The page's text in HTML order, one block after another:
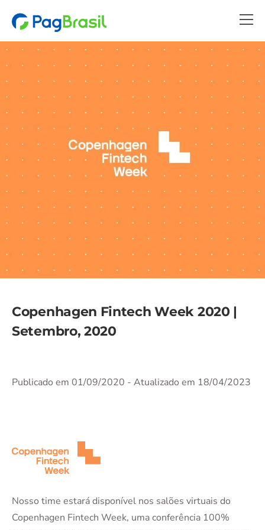
Copenhagen Fintech Week 2020 |
Setembro, 2020
Publicado em 01/09/2020 - Atualizado em 18/04/2023
Nosso time estará disponível nos salões virtuais do
Copenhagen Fintech Week, uma conferência 100%